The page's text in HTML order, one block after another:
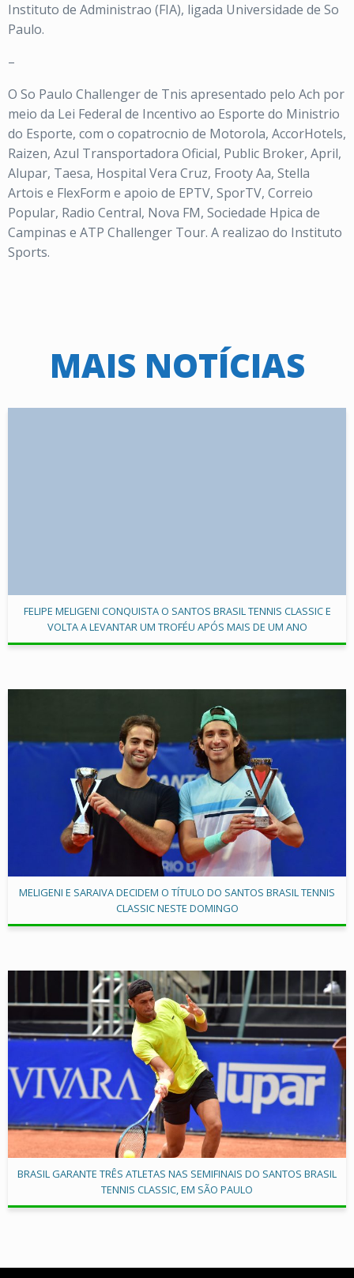
Instituto de Administrao (FIA), ligada Universidade de So
Paulo.
–
O So Paulo Challenger de Tnis apresentado pelo Ach por
meio da Lei Federal de Incentivo ao Esporte do Ministrio
do Esporte, com o copatrocnio de Motorola, AccorHotels,
Raizen, Azul Transportadora Oficial, Public Broker, April,
Alupar, Taesa, Hospital Vera Cruz, Frooty Aa, Stella
Artois e FlexForm e apoio de EPTV, SporTV, Correio
Popular, Radio Central, Nova FM, Sociedade Hpica de
Campinas e ATP Challenger Tour. A realizao do Instituto
Sports.
MAIS NOTÍCIAS
FELIPE MELIGENI CONQUISTA O SANTOS BRASIL TENNIS CLASSIC E
VOLTA A LEVANTAR UM TROFÉU APÓS MAIS DE UM ANO
MELIGENI E SARAIVA DECIDEM O TÍTULO DO SANTOS BRASIL TENNIS
CLASSIC NESTE DOMINGO
BRASIL GARANTE TRÊS ATLETAS NAS SEMIFINAIS DO SANTOS BRASIL
TENNIS CLASSIC, EM SÃO PAULO